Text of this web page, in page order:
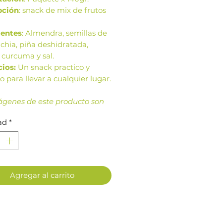
: snack de mix de frutos
: Almendra, semillas de
piña deshidratada,
y sal.
Un snack practico y
para llevar a cualquier lugar.
de este producto son
y colores de la imagen
variar según cosechas o
*
Agregar al carrito